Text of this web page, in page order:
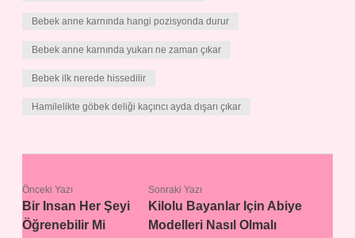
Bebek anne karnında hangi pozisyonda durur
Bebek anne karnında yukarı ne zaman çıkar
Bebek ilk nerede hissedilir
Hamilelikte göbek deliği kaçıncı ayda dışarı çıkar
Önceki Yazı
Bir Insan Her Şeyi
Öğrenebilir Mi
Sonraki Yazı
Kilolu Bayanlar Için Abiye
Modelleri Nasıl Olmalı